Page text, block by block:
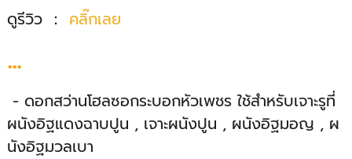
ดูรีวิว ： คลิ๊กเลย
...
- ดอกสว่านโฮลซอกระบอกหัวเพชร ใช้สำหรับเจาะรูที่
ผนังอิฐแดงฉาบปูน , เจาะผนังปูน , ผนังอิฐมอญ , ผ
นังอิฐมวลเบา